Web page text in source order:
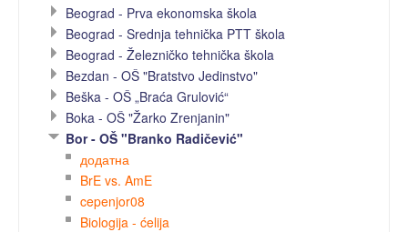
Beograd - Prva ekonomska škola
Beograd - Srednja tehnička PTT škola
Beograd - Železničko tehnička škola
Bezdan - OŠ "Bratstvo Jedinstvo"
Beška - OŠ „Braća Grulović“
Boka - OŠ "Žarko Zrenjanin"
Bor - OŠ "Branko Radičević"
додатна
BrE vs. AmE
cepenjor08
Biologija - ćelija